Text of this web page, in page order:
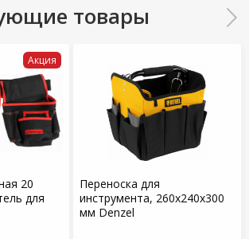
товары
Акция
20
для
Переноска для
инструмента, 260х240х300
мм Denzel